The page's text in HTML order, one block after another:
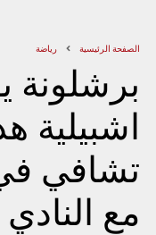
الصفحة الرئيسية رياضة
برشلونة
اشبيلية
تشافي
مع النادي